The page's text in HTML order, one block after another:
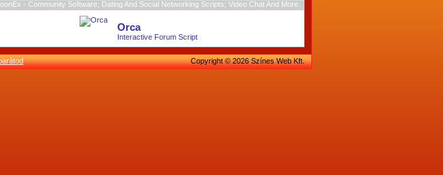
- Community Software; Dating And Social Networking Scripts; Video Chat And More.
Orca
Interactive Forum Script
Copyright © 2026 Színes Web Kft.